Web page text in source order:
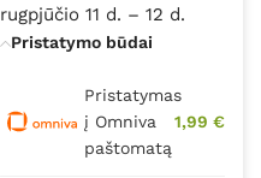
rugpjūčio 11 d. – 12 d.
Pristatymo būdai
Pristatymas
į Omniva
paštomatą
1,99 €